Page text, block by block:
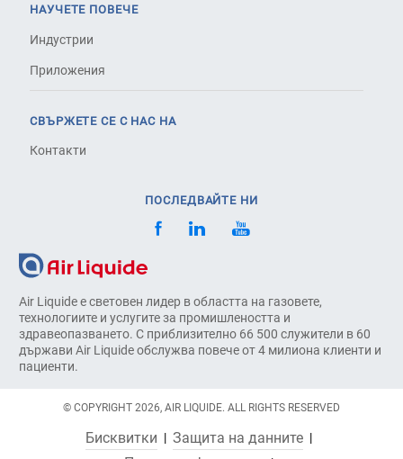
Air Liquide е световен лидер в областта на газовете,
технологиите и услугите за промишлеността и
здравеопазването. С приблизително 66 500 служители в 60
държави Air Liquide обслужва повече от 4 милиона клиенти и
пациенти.
НАУЧЕТЕ ПОВЕЧЕ
Индустрии
Приложения
СВЪРЖЕТЕ СЕ С НАС НА
Контакти
ПОСЛЕДВАЙТЕ НИ
© COPYRIGHT 2026, AIR LIQUIDE. ALL RIGHTS RESERVED
Бисквитки
Защита на данните